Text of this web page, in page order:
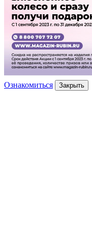
Ознакомиться Закрыть